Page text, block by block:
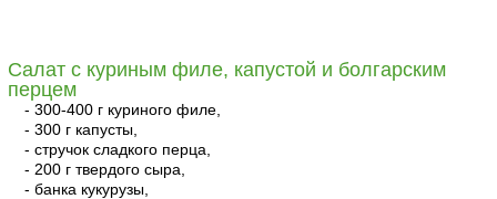
Салат с куриным филе, капустой и болгарским
перцем
- 300-400 г куриного филе,
- 300 г капусты,
- стручок сладкого перца,
- 200 г твердого сыра,
- банка кукурузы,